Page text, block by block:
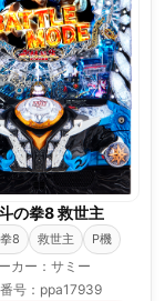
の拳8 救世主
8 救世主 P機
カー：サミー
号：ppa17939